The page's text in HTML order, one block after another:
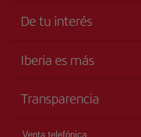
De tu interés
Accesibilidad
Mapa del sitio
Iberia es más
Grupo Iberia
Accionistas e Inversores
Transparencia
Venta telefónica